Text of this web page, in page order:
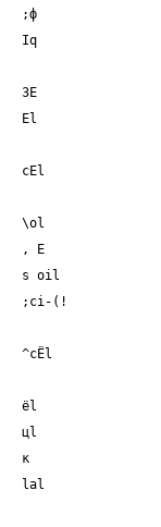
;ф
Iq
3Е
Еl
cEl
\ol
, Е
s oil
;ci-(!
^сЁl
ёl
цl
к
lal